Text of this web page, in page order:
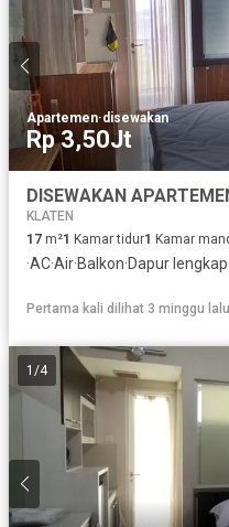
Apartemen·disewakan
Rp 3,50Jt
KLATEN
17 m²1 Kamar tidur1 Kamar
·AC·Air·Balkon·Dapur lengkap
Pertama kali dilihat 3 minggu lalu
1 /4